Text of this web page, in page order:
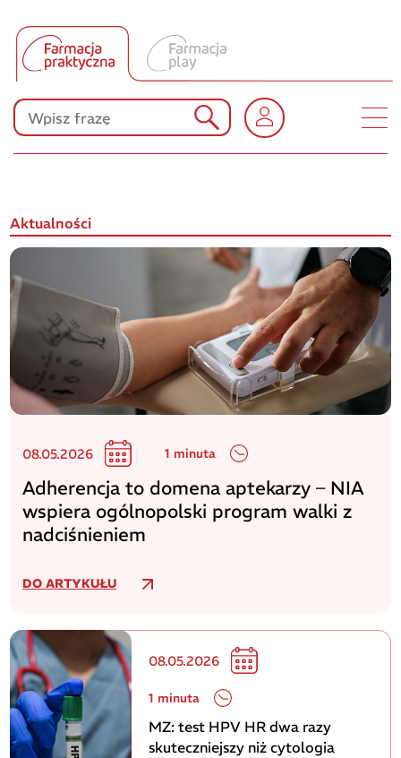
Produkty Polpharmy
KONKURSY
Aktualności
08.05.2026 1 minuta
Adherencja to domena aptekarzy – NIA
wspiera ogólnopolski program walki z
nadciśnieniem
DO ARTYKUŁU
08.05.2026
1 minuta
MZ: test HPV HR dwa razy
skuteczniejszy niż cytologia